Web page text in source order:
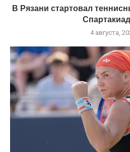
В Рязани стартовал
4 августа,